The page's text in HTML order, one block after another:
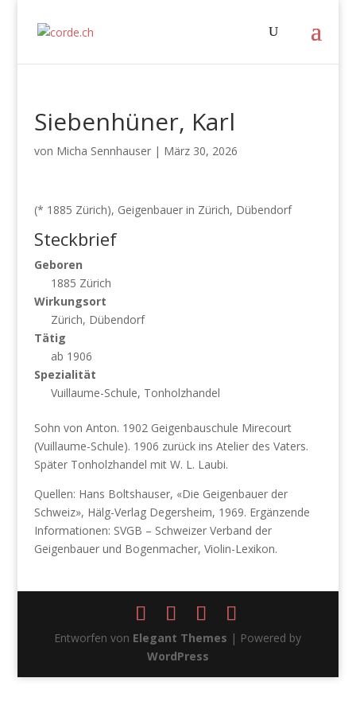
Siebenhüner, Karl
von Micha Sennhauser| März 30, 2026
(* 1885 Zürich), Geigenbauer in Zürich, Dübendorf
Steckbrief
Geboren
1885 Zürich
Wirkungsort
Zürich, Dübendorf
Tätig
ab 1906
Spezialität
Vuillaume-Schule, Tonholzhandel
Sohn von Anton. 1902 Geigenbauschule Mirecourt
(Vuillaume-Schule). 1906 zurück ins Atelier des Vaters.
Später Tonholzhandel mit W. L. Laubi.
Quellen: Hans Boltshauser, «Die Geigenbauer der
Schweiz», Hälg-Verlag Degersheim, 1969. Ergänzende
Informationen: SVGB – Schweizer Verband der
Geigenbauer und Bogenmacher, Violin-Lexikon.
Entworfen von Elegant Themes | Powered by
WordPress